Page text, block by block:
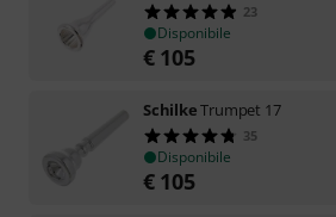
23
Disponibile
€ 105
SchilkeTrumpet 17
35
Disponibile
€ 105